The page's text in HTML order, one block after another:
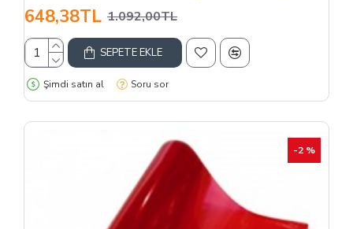
648,38TL 1.092,00TL
SEPETE EKLE
Şimdi satın al Soru sor
-2 %